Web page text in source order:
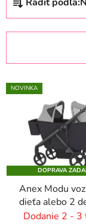
d
e
u
k
V
ý
p
r
NOVINKA
DOPRAVA
Anex Modu
dieťa alebo 2
Dodanie 2 - 3